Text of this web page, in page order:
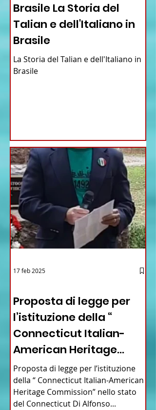
Brasile La Storia del
Talian e dell'Italiano in
Brasile
La Storia del Talian e dell'Italiano in
Brasile
Proposta di legge per
l’istituzione della “
Connecticut Italian-
American Heritage
Commission” nello stato
del Connecticut
Proposta di legge per l’istituzione
della “ Connecticut Italian-American
Heritage Commission” nello stato
del Connecticut Di Alfonso...
17 feb 2025